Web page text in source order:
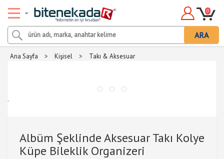
ARA
0
Ana Sayfa > Kişisel > Takı & Aksesuar
.
Albüm Şeklinde Aksesuar Takı Kolye
Küpe Bileklik Organizeri